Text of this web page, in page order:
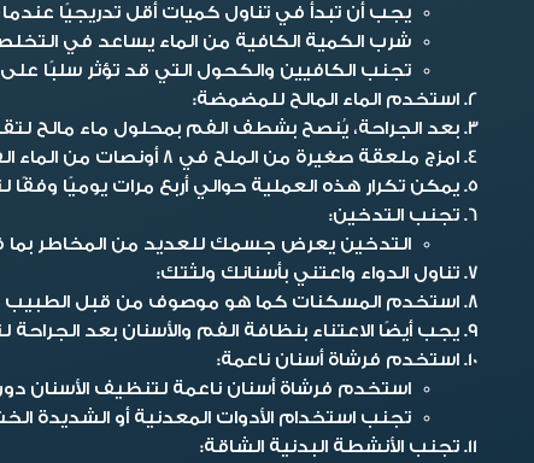
يجب أن تبدأ في تناول كميات أقل تدريجيًا
شرب الكمية الكافية من الماء يساعد في
تجنب الكافيين والكحول التي قد تؤثر سلبًا
استخدم الماء المالح للمضمضة:
بعد الجراحة، يُنصح بشطف الفم بمحلول ماء مالح
امزج ملعقة صغيرة من الملح في 8 أونصات من الماء الفاتر واستخدمه للمضمضة لمدة 30 ثانية ثم ابصقه.
يمكن تكرار هذه العملية حوالي أربع مرات يوميًا وفقًا
تجنب التدخين:
التدخين يعرض جسمك للعديد من المخاطر بما
تناول الدواء واعتني بأسنانك ولثتك:
استخدم المسكنات كما هو موصوف من قبل الطبيب
يجب أيضًا الاعتناء بنظافة الفم والأسنان بعد
استخدم فرشاة أسنان ناعمة:
استخدم فرشاة أسنان ناعمة لتنظيف الأسنان دون
تجنب استخدام الأدوات المعدنية أو الشديدة
تجنب الأنشطة البدنية الشاقة: